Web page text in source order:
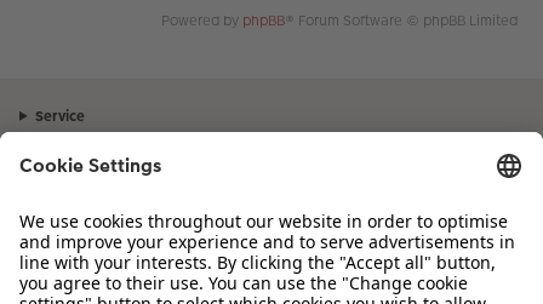
Powered by phpBB® Forum Software © phpBB Limited
Service
Sortiment